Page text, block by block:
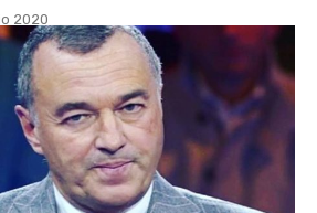
2020